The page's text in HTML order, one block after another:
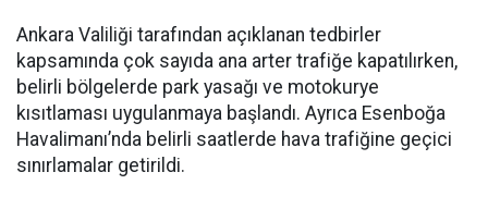
Ankara Valiliği tarafından açıklanan tedbirler
kapsamında çok sayıda ana arter trafiğe kapatılırken,
belirli bölgelerde park yasağı ve motokurye
kısıtlaması uygulanmaya başlandı. Ayrıca Esenboğa
Havalimanı’nda belirli saatlerde hava trafiğine geçici
sınırlamalar getirildi.